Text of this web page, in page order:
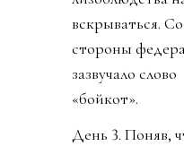
вскрываться. Со
стороны
зазвучало слово
«бойкот».
День 3. Поняв,